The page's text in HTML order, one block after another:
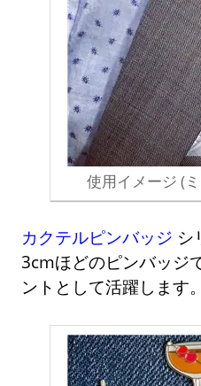
使用イメージ (
カクテルピンバッジ シ
3cmほどのピンバッジ
ントとして活躍します。